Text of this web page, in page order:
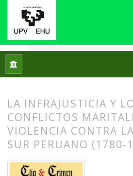
Inicio Núm. 22
LA INFRAJUSTICIA Y
CONFLICTOS
VIOLENCIA CONTRA
SUR PERUANO (1780-